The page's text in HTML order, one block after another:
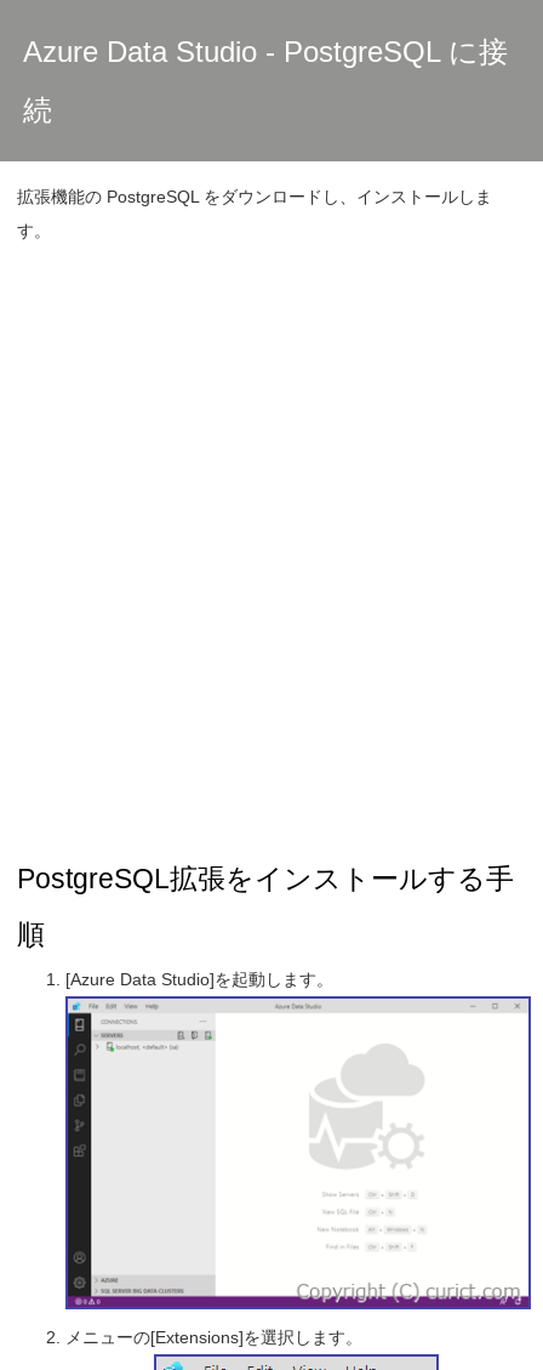
Azure Data Studio - PostgreSQL に接
続
拡張機能の PostgreSQL をダウンロードし、インストールしま
す。
PostgreSQL拡張をインストールする手
順
[Azure Data Studio]を起動します。
メニューの[Extensions]を選択します。